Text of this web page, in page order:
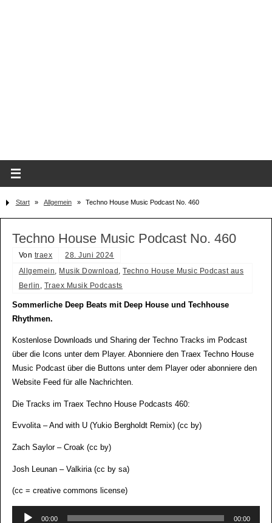
Start » Allgemein » Techno House Music Podcast No. 460
Techno House Music Podcast No. 460
Von traex
28. Juni 2024
Allgemein
Musik Download ,Techno House Music Podcast aus
Berlin
Traex Musik Podcasts
Sommerliche Deep Beats mit Deep House und Techhouse
Rhythmen.
Kostenlose Downloads und Sharing der Techno Tracks im Podcast
über die Icons unter dem Player. Abonniere den Traex Techno House
Music Podcast über die Buttons unter dem Player oder abonniere den
Website Feed für alle Nachrichten.
Die Tracks im Traex Techno House Podcasts 460:
Evvolita – And with U (Yukio Bergholdt Remix) (cc by)
Zach Saylor – Croak (cc by)
Josh Leunan – Valkiria (cc by sa)
(cc = creative commons license)
Audio-
00:00 00:00